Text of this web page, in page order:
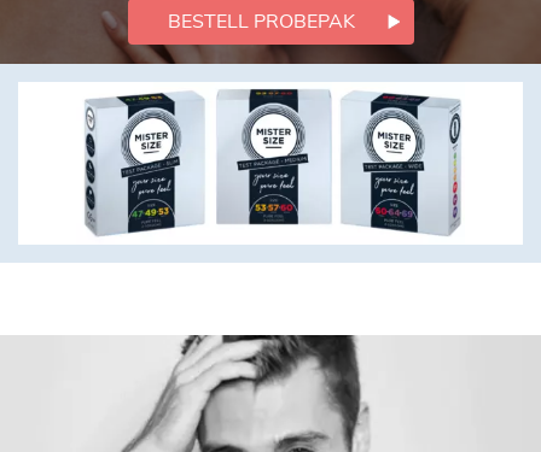
BESTELL PROBEPAK